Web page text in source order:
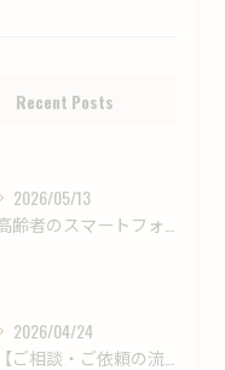
Recent Posts
2026/05/13
2026/04/24